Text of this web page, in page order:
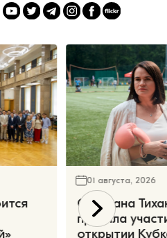
01 августа, 2026
Светлана
приняла
открытии